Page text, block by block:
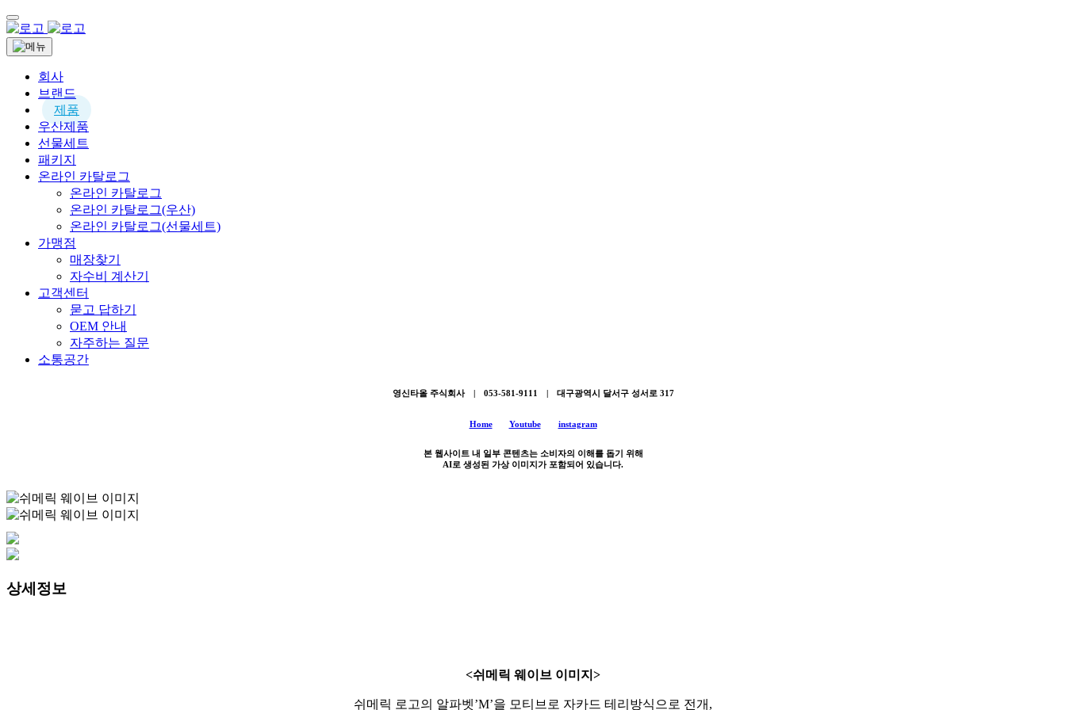
회사
브랜드
제품
우산제품
선물세트
패키지
온라인 카탈로그
온라인 카탈로그
온라인 카탈로그(우산)
온라인 카탈로그(선물세트)
가맹점
매장찾기
자수비 계산기
고객센터
묻고 답하기
OEM 안내
자주하는 질문
소통공간
영신타올 주식회사 | 053-581-9111 | 대구광역시 달서구 성서로 317
Home Youtube instagram
본 웹사이트 내 일부 콘텐츠는 소비자의 이해를 돕기 위해
AI로 생성된 가상 이미지가 포함되어 있습니다.
상세정보
<쉬메릭 웨이브 이미지>
쉬메릭 로고의 알파벳’M’을 모티브로 자카드 테리방식으로 전개,